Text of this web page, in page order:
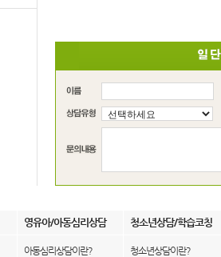
영유아/아동심리상담 청소년상담/학습코칭
아동심리상담이란?
청소년상담이란?